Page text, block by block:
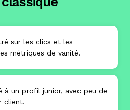
sur les clics et les
métriques de vanité.
à un profil junior, avec peu de
client.